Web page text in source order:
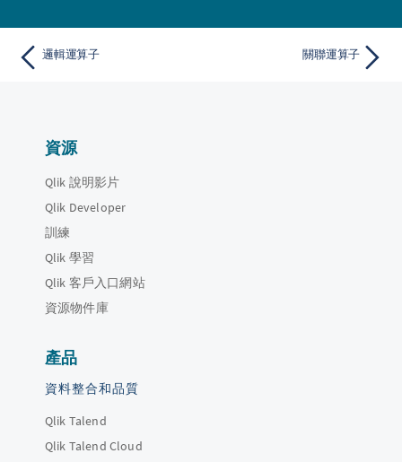
邏輯運算子 關聯運算子
資源
Qlik 說明影片
Qlik Developer
訓練
Qlik 學習
Qlik 客戶入口網站
資源物件庫
產品
資料整合和品質
Qlik Talend
Qlik Talend Cloud